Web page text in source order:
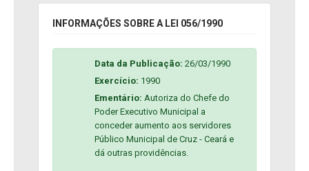
INFORMAÇÕES SOBRE A LEI 056/1990
Data da Publicação: 26/03/1990
Exercício: 1990
Ementário: Autoriza do Chefe do
Poder Executivo Municipal a
conceder aumento aos servidores
Público Municipal de Cruz - Ceará e
dá outras providências.